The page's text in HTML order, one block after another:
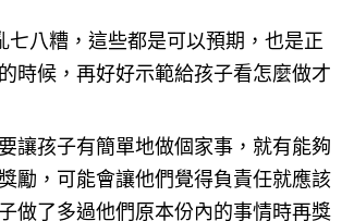
七八糟，這些都是可以預期，也是正
時候，再好好示範給孩子看怎麼做才
要讓孩子有簡單地做個家事，就有能夠
勵，可能會讓他們覺得負責任就應該
做了多過他們原本份內的事情時再獎